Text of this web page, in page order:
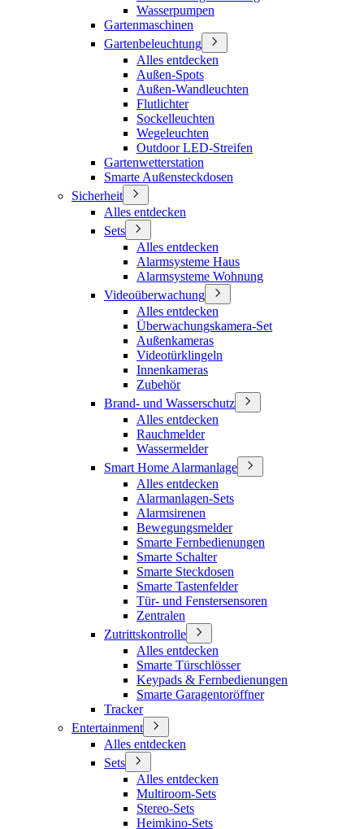
Wasserpumpen
Gartenmaschinen
Gartenbeleuchtung
Alles entdecken
Außen-Spots
Außen-Wandleuchten
Flutlichter
Sockelleuchten
Wegeleuchten
Outdoor LED-Streifen
Gartenwetterstation
Smarte Außensteckdosen
Sicherheit
Alles entdecken
Sets
Alles entdecken
Alarmsysteme Haus
Alarmsysteme Wohnung
Videoüberwachung
Alles entdecken
Überwachungskamera-Set
Außenkameras
Videotürklingeln
Innenkameras
Zubehör
Brand- und Wasserschutz
Alles entdecken
Rauchmelder
Wassermelder
Smart Home Alarmanlage
Alles entdecken
Alarmanlagen-Sets
Alarmsirenen
Bewegungsmelder
Smarte Fernbedienungen
Smarte Schalter
Smarte Steckdosen
Smarte Tastenfelder
Tür- und Fenstersensoren
Zentralen
Zutrittskontrolle
Alles entdecken
Smarte Türschlösser
Keypads & Fernbedienungen
Smarte Garagentoröffner
Tracker
Entertainment
Alles entdecken
Sets
Alles entdecken
Multiroom-Sets
Stereo-Sets
Heimkino-Sets